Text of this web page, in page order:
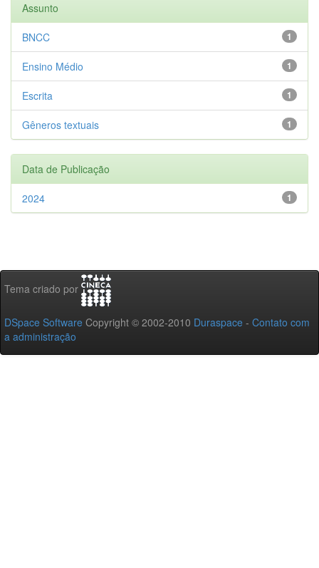
Assunto
1
BNCC
1
Ensino Médio
1
Escrita
1
Gêneros textuais
Data de Publicação
1
2024
Tema criado por
DSpace Software Copyright © 2002-2010 Duraspace - Contato com
a administração